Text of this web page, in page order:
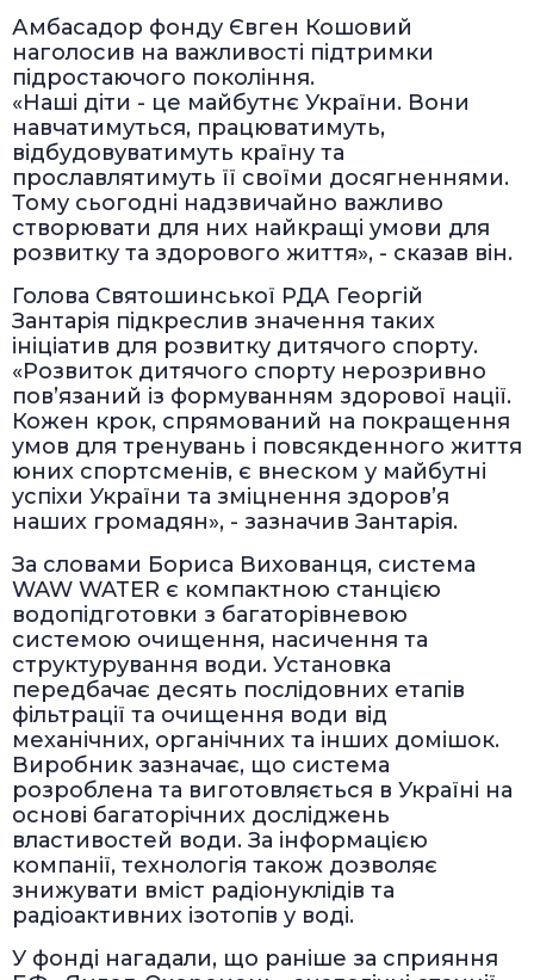
Амбасадор фонду Євген Кошовий
наголосив на важливості підтримки
підростаючого покоління.
«Наші діти - це майбутнє України. Вони
навчатимуться, працюватимуть,
відбудовуватимуть країну та
прославлятимуть її своїми досягненнями.
Тому сьогодні надзвичайно важливо
створювати для них найкращі умови для
розвитку та здорового життя», - сказав він.
Голова Святошинської РДА Георгій
Зантарія підкреслив значення таких
ініціатив для розвитку дитячого спорту.
«Розвиток дитячого спорту нерозривно
пов’язаний із формуванням здорової нації.
Кожен крок, спрямований на покращення
умов для тренувань і повсякденного життя
юних спортсменів, є внеском у майбутні
успіхи України та зміцнення здоров’я
наших громадян», - зазначив Зантарія.
За словами Бориса Вихованця, система
WAW WATER є компактною станцією
водопідготовки з багаторівневою
системою очищення, насичення та
структурування води. Установка
передбачає десять послідовних етапів
фільтрації та очищення води від
механічних, органічних та інших домішок.
Виробник зазначає, що система
розроблена та виготовляється в Україні на
основі багаторічних досліджень
властивостей води. За інформацією
компанії, технологія також дозволяє
знижувати вміст радіонуклідів та
радіоактивних ізотопів у воді.
У фонді нагадали, що раніше за сприяння